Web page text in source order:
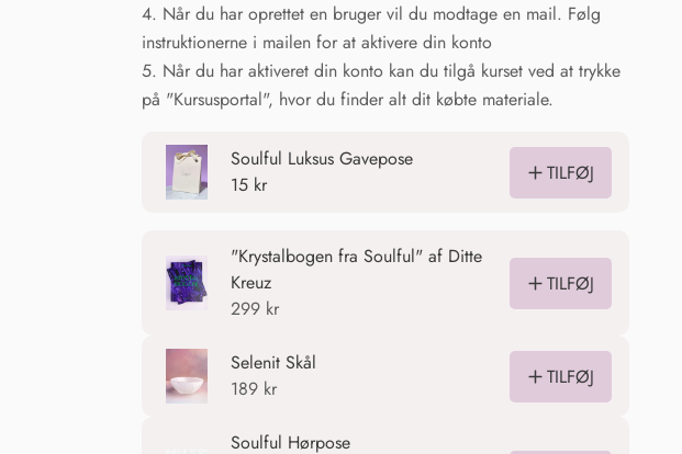
4. Når du har oprettet en bruger vil du modtage en mail. Følg
instruktionerne i mailen for at aktivere din konto
5. Når du har aktiveret din konto kan du tilgå kurset ved at trykke
på "Kursusportal", hvor du finder alt dit købte materiale.